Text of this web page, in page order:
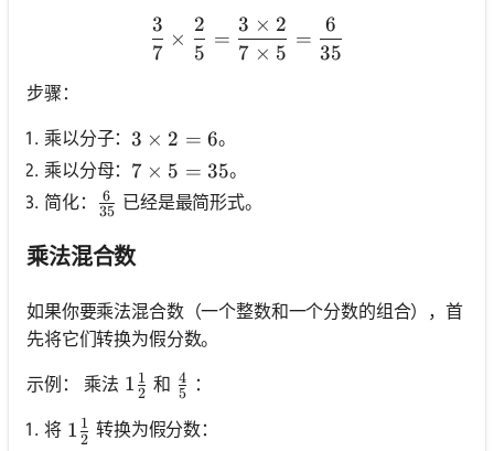
\frac{3}{7} \times
7
3
×
5
2
=
7 × 5
3 × 2
=
35
6
步骤：
乘以分子：3 \times 2=6
3 × 2 = 6。
乘以分母： 7 \times 5=35
7 × 5 = 35。
简化：
\frac{6}{35}
35
6 已经是最简形式。
乘法混合数
如果你要乘法混合数（一个整数和一个分数的组合），首
先将它们转换为假分数。
示例： 乘法 1 \frac{1}{2}
1 2
1 和 \frac{4}{5}
5
4 ：
将 1 \frac{1}{2}
1 2
1 转换为假分数：